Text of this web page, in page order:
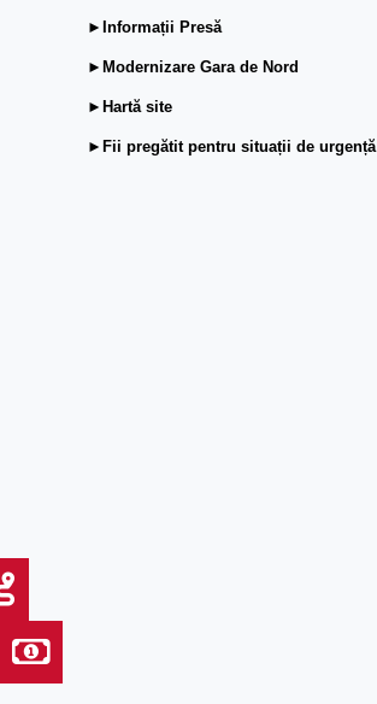
►Informații Presă
►Modernizare Gara de Nord
►Hartă site
►Fii pregătit pentru situații de urgență